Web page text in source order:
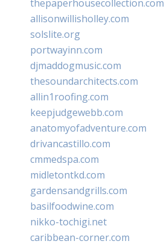
thepaperhousecollection.com
allisonwillisholley.com
solslite.org
portwayinn.com
djmaddogmusic.com
thesoundarchitects.com
allin1roofing.com
keepjudgewebb.com
anatomyofadventure.com
drivancastillo.com
cmmedspa.com
midletontkd.com
gardensandgrills.com
basilfoodwine.com
nikko-tochigi.net
caribbean-corner.com